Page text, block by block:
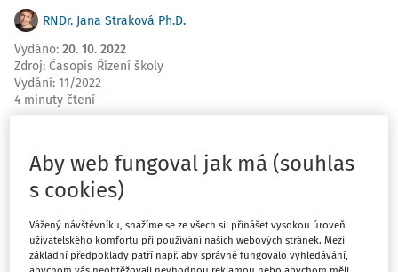
RNDr. Jana Straková Ph.D.
Vydáno: 20. 10. 2022
Zdroj: Časopis Řízení školy
Vydání: 11/2022
4 minuty čtení
tak, jak je popisováno v dokumentu Hlavní směry revize
Rámcového vzdělávacího programu, bude mít za
následek další růst nerovností v českém vzdělávacím
systému.
Aby web fungoval jak má (souhlas
s cookies)
Vážený návštěvníku, snažíme se ze všech sil přinášet vysokou úroveň
uživatelského komfortu při používání našich webových stránek. Mezi
základní předpoklady patří např. aby správně fungovalo vyhledávání,